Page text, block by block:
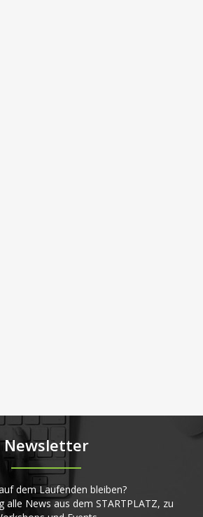
Newsletter
dem Laufenden bleiben?
alle News aus dem STARTPLATZ, zu